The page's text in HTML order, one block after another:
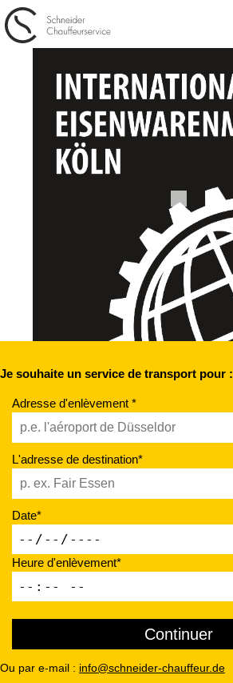
Je souhaite un service de transport pour :
Adresse d'enlèvement *
L'adresse de destination*
Date*
Heure d'enlèvement*
Ou par e-mail : info@schneider-chauffeur.de